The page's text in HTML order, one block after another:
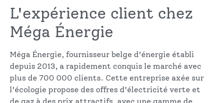
L'expérience client chez
Méga Énergie
Méga Énergie, fournisseur belge d'énergie établi
depuis 2013, a rapidement conquis le marché avec
plus de 700 000 clients. Cette entreprise axée sur
l'écologie propose des offres d'électricité verte et